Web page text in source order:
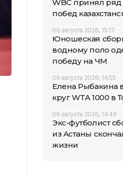
WBC принял
побед
06 августа 2026, 15:17
Юношеская
водному поло
победу на ЧМ
06 августа 2026, 14:55
Елена Рыбакина
круг WTA 1000 в
06 августа 2026, 14:46
Экс-футболист
из Астаны
жизни